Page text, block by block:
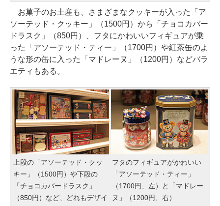
お菓子のお土産も、さまざまなクッキーが入った「ア
ソーテッド・クッキー」（1500円）から「チョコカバー
ドラスク」（850円）、フタにかわいいフィギュアが乗
った「アソーテッド・ティー」（1700円）や紅茶缶のよ
うな形の缶に入った「マドレーヌ」（1200円）などバラ
エティもある。
上段の「アソーテッド・クッ
キー」（1500円）や下段の
「チョコカバードラスク」
（850円）など、どれもデザイ
フタのフィギュアがかわいい
「アソーテッド・ティー」
（1700円、左）と「マドレー
ヌ」（1200円、右）